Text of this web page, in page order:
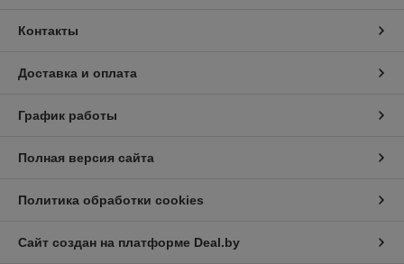
Контакты
Доставка и оплата
График работы
Полная версия сайта
Политика обработки cookies
Сайт создан на платформе Deal.by